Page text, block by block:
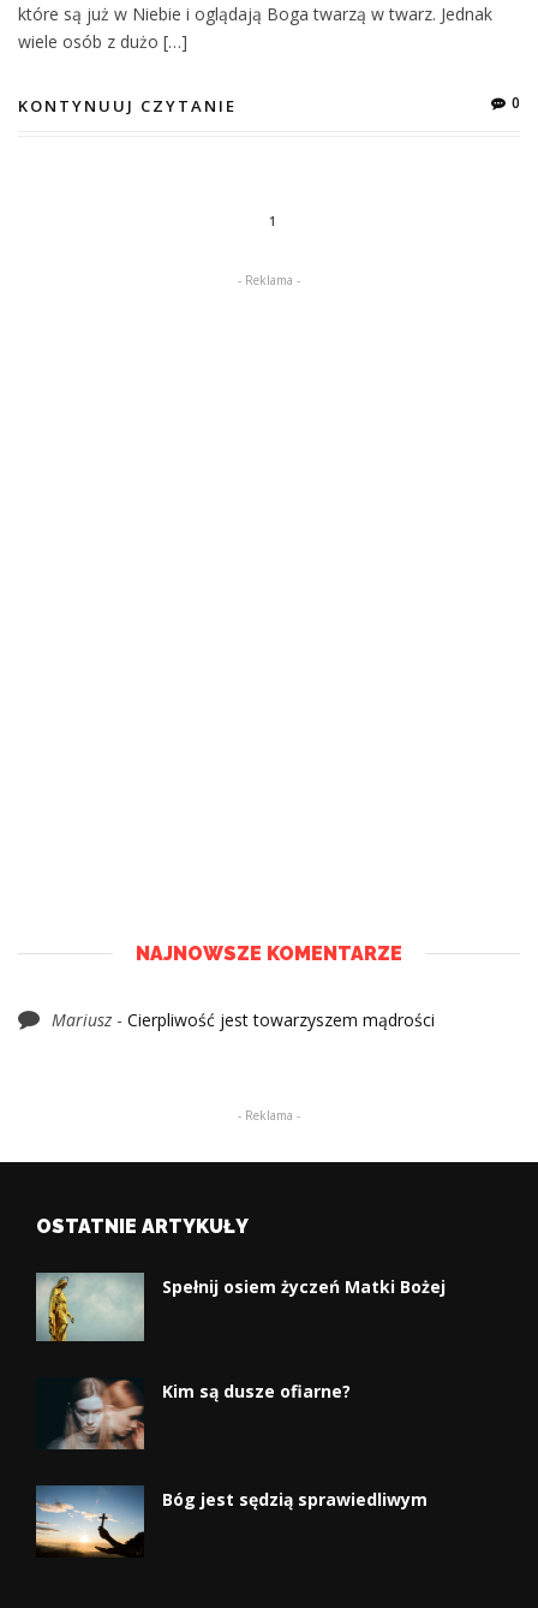
które są już w Niebie i oglądają Boga twarzą w twarz. Jednak
wiele osób z dużo […]
KONTYNUUJ CZYTANIE 0
1
- Reklama -
NAJNOWSZE KOMENTARZE
Mariusz - Cierpliwość jest towarzyszem mądrości
- Reklama -
OSTATNIE ARTYKUŁY
Spełnij osiem życzeń Matki Bożej
Kim są dusze ofiarne?
Bóg jest sędzią sprawiedliwym